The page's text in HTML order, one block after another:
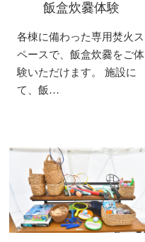
飯盒炊爨体験
各棟に備わった専用焚火ス
ペースで、飯盒炊爨をご体
験いただけます。 施設に
て、飯…